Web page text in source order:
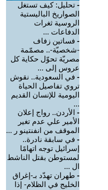
- تحليل: كيف تستغل
الصواريخ الباليستية
الروسية ثغرات
الدفاعات ...
- فساتين زفاف
-شخصيّة-.. مصمّمة
مصريّة تحوّل حكاية كل
عروس إلى ...
- في السعودية.. نقوش
تروي تفاصيل الحياة
اليومية للإنسان القديم
...
- الأردن.. رواج إعلان
الأمير علي عدم تغير
الموقف من انفنتينو ر ...
- في سابقة نادرة..
إسرائيل توجه اتهامًا
لمستوطن بقتل الناشط
ال ...
- طهران تهدّد بـ-إغراق
الخليج في الظلام- إذا